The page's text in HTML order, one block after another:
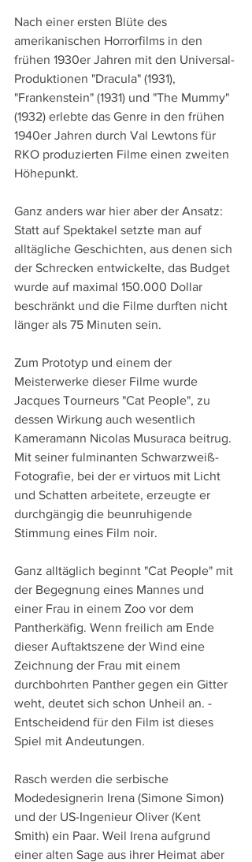
Nach einer ersten Blüte des
amerikanischen Horrorfilms in den
frühen 1930er Jahren mit den Universal-
Produktionen "Dracula" (1931),
"Frankenstein" (1931) und "The Mummy"
(1932) erlebte das Genre in den frühen
1940er Jahren durch Val Lewtons für
RKO produzierten Filme einen zweiten
Höhepunkt.
Ganz anders war hier aber der Ansatz:
Statt auf Spektakel setzte man auf
alltägliche Geschichten, aus denen sich
der Schrecken entwickelte, das Budget
wurde auf maximal 150.000 Dollar
beschränkt und die Filme durften nicht
länger als 75 Minuten sein.
Zum Prototyp und einem der
Meisterwerke dieser Filme wurde
Jacques Tourneurs "Cat People", zu
dessen Wirkung auch wesentlich
Kameramann Nicolas Musuraca beitrug.
Mit seiner fulminanten Schwarzweiß-
Fotografie, bei der er virtuos mit Licht
und Schatten arbeitete, erzeugte er
durchgängig die beunruhigende
Stimmung eines Film noir.
Ganz alltäglich beginnt "Cat People" mit
der Begegnung eines Mannes und
einer Frau in einem Zoo vor dem
Pantherkäfig. Wenn freilich am Ende
dieser Auftaktszene der Wind eine
Zeichnung der Frau mit einem
durchbohrten Panther gegen ein Gitter
weht, deutet sich schon Unheil an. -
Entscheidend für den Film ist dieses
Spiel mit Andeutungen.
Rasch werden die serbische
Modedesignerin Irena (Simone Simon)
und der US-Ingenieur Oliver (Kent
Smith) ein Paar. Weil Irena aufgrund
einer alten Sage aus ihrer Heimat aber